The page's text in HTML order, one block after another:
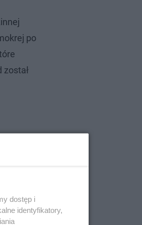
po
został
dostęp i
identyfikatory,